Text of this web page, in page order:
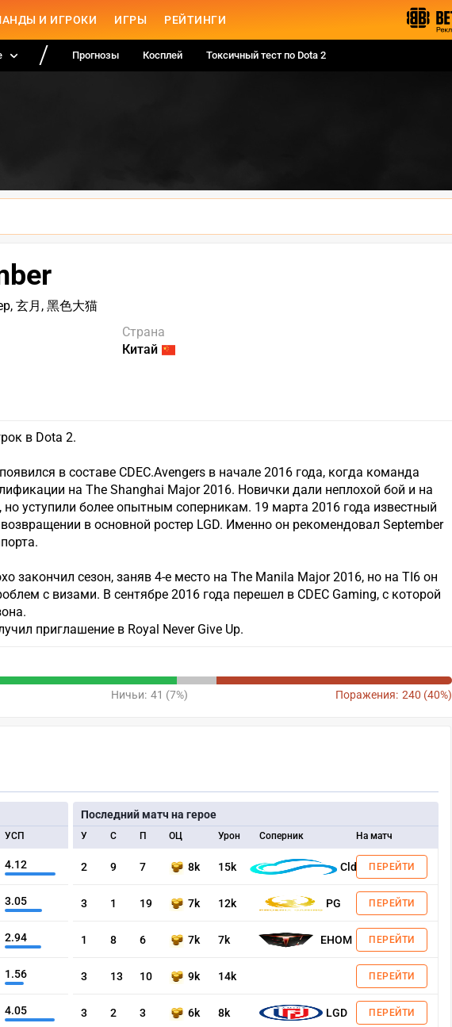
И ИГРОКИ ИГРЫ РЕЙТИНГИ
Прогнозы Косплей Токсичный тест по Dota 2
玄月, 黑色大猫
Страна
Китай
в Dota 2.
в составе CDEC.Avengers в начале 2016 года, когда команда
на The Shanghai Major 2016. Новички дали неплохой бой и на
уступили более опытным соперникам. 19 марта 2016 года известный
в основной ростер LGD. Именно он рекомендовал September
закончил сезон, заняв 4-е место на The Manila Major 2016, но на TI6 он
с визами. В сентябре 2016 года перешел в CDEC Gaming, с которой
приглашение в Royal Never Give Up.
Ничьи: 41 (7%) Поражения: 240 (40%)
УСП
4.12
3.05
2.94
1.56
4.05
Последний матч на герое
У С П ОЦ Урон Соперник На матч
2 9 7 8k 15k Cld ПЕРЕЙТИ
3 1 19 7k 12k PG ПЕРЕЙТИ
1 8 6 7k 7k EHOM ПЕРЕЙТИ
3 13 10 9k 14k ПЕРЕЙТИ
3 2 3 6k 8k LGD ПЕРЕЙТИ